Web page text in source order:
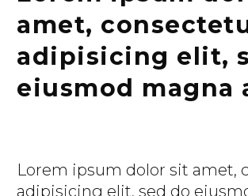
amet,
adipisicing elit,
eiusmod magna
Lorem ipsum dolor sit amet,
adipisicing elit, sed do